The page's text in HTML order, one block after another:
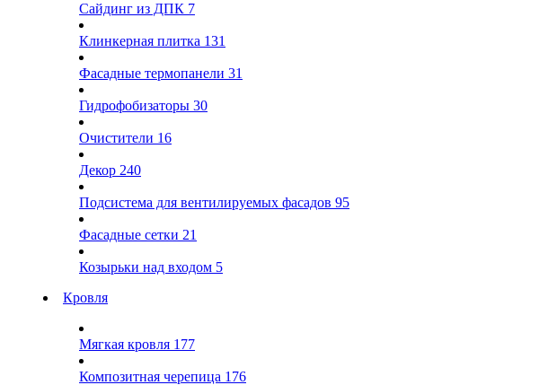
Сайдинг из ДПК 7
Клинкерная плитка 131
Фасадные термопанели 31
Гидрофобизаторы 30
Очистители 16
Декор 240
Подсистема для вентилируемых фасадов 95
Фасадные сетки 21
Козырьки над входом 5
Кровля
Мягкая кровля 177
Композитная черепица 176